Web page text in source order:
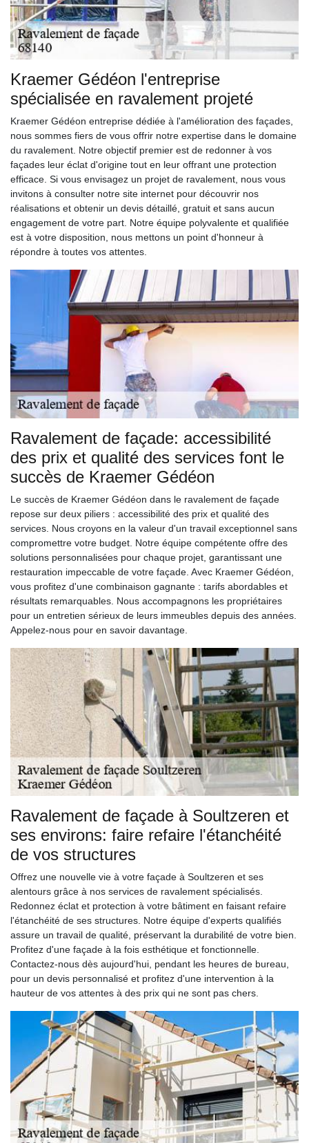
Kraemer Gédéon l'entreprise
spécialisée en ravalement projeté
Kraemer Gédéon entreprise dédiée à l'amélioration des façades,
nous sommes fiers de vous offrir notre expertise dans le domaine
du ravalement. Notre objectif premier est de redonner à vos
façades leur éclat d'origine tout en leur offrant une protection
efficace. Si vous envisagez un projet de ravalement, nous vous
invitons à consulter notre site internet pour découvrir nos
réalisations et obtenir un devis détaillé, gratuit et sans aucun
engagement de votre part. Notre équipe polyvalente et qualifiée
est à votre disposition, nous mettons un point d'honneur à
répondre à toutes vos attentes.
Ravalement de façade: accessibilité
des prix et qualité des services font le
succès de Kraemer Gédéon
Le succès de Kraemer Gédéon dans le ravalement de façade
repose sur deux piliers : accessibilité des prix et qualité des
services. Nous croyons en la valeur d'un travail exceptionnel sans
compromettre votre budget. Notre équipe compétente offre des
solutions personnalisées pour chaque projet, garantissant une
restauration impeccable de votre façade. Avec Kraemer Gédéon,
vous profitez d'une combinaison gagnante : tarifs abordables et
résultats remarquables. Nous accompagnons les propriétaires
pour un entretien sérieux de leurs immeubles depuis des années.
Appelez-nous pour en savoir davantage.
Ravalement de façade à Soultzeren et
ses environs: faire refaire l'étanchéité
de vos structures
Offrez une nouvelle vie à votre façade à Soultzeren et ses
alentours grâce à nos services de ravalement spécialisés.
Redonnez éclat et protection à votre bâtiment en faisant refaire
l'étanchéité de ses structures. Notre équipe d'experts qualifiés
assure un travail de qualité, préservant la durabilité de votre bien.
Profitez d'une façade à la fois esthétique et fonctionnelle.
Contactez-nous dès aujourd'hui, pendant les heures de bureau,
pour un devis personnalisé et profitez d'une intervention à la
hauteur de vos attentes à des prix qui ne sont pas chers.